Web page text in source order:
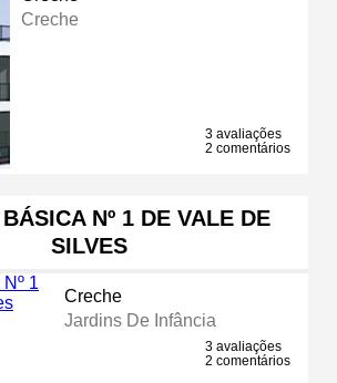
Creche
3 avaliações
2 comentários
Nº 1 DE VALE DE
SILVES
Creche
Jardins De Infância
3 avaliações
2 comentários